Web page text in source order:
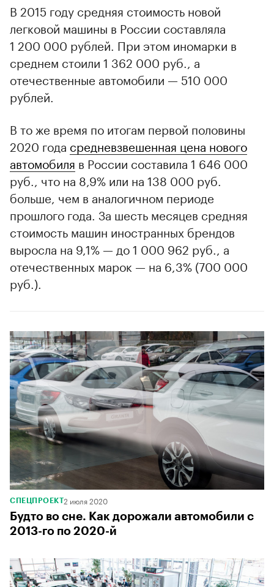
В 2015 году средняя стоимость новой
легковой машины в России составляла
1 200 000 рублей. При этом иномарки в
среднем стоили 1 362 000 руб., а
отечественные автомобили — 510 000
рублей.
В то же время по итогам первой половины
2020 года средневзвешенная цена нового
автомобиля в России составила 1 646 000
руб., что на 8,9% или на 138 000 руб.
больше, чем в аналогичном периоде
прошлого года. За шесть месяцев средняя
стоимость машин иностранных брендов
выросла на 9,1% — до 1 000 962 руб., а
отечественных марок — на 6,3% (700 000
руб.).
СПЕЦПРОЕКТ 2 июля 2020
Будто во сне. Как дорожали автомобили с
2013-го по 2020-й